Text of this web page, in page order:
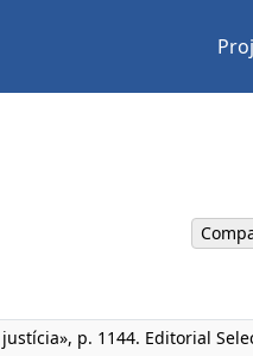
p. 1144. Editorial